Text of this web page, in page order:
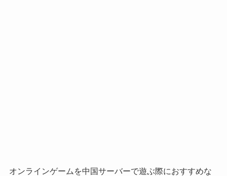
オンラインゲームを中国サーバーで遊ぶ際におすすめな